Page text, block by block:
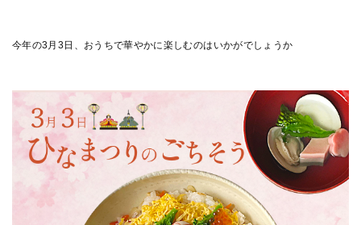
今年の3月3日、おうちで華やかに楽しむのはいかがでしょうか